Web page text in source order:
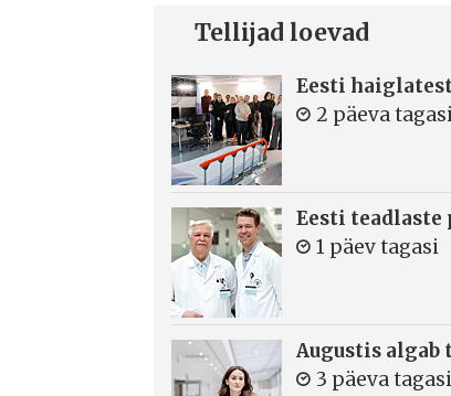
Tellijad loevad
Eesti
2 päeva
Eesti teadlaste
1 päev tagasi
Augustis
3 päeva tagasi